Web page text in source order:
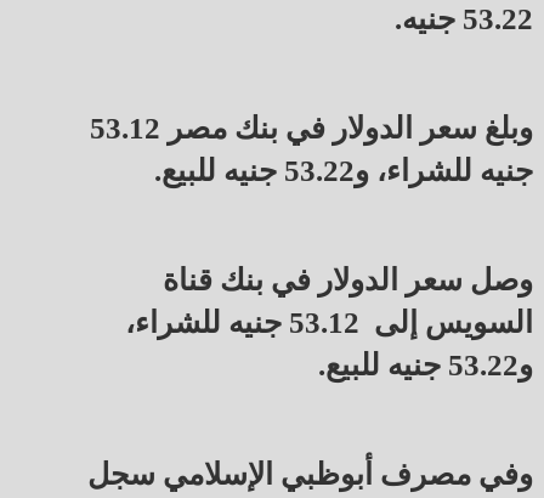
53.22 جنيه.
وبلغ سعر الدولار في بنك مصر 53.12
جنيه للشراء، و53.22 جنيه للبيع.
وصل سعر الدولار في بنك قناة
السويس إلى 53.12 جنيه للشراء،
و53.22 جنيه للبيع.
وفي مصرف أبوظبي الإسلامي سجل